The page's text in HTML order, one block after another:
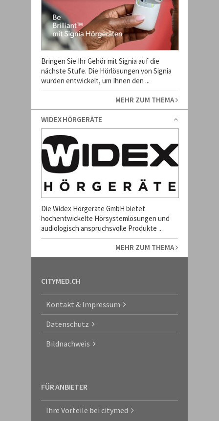
Bringen Sie Ihr Gehör mit Signia auf die
nächste Stufe. Die Hörlösungen von Signia
wurden entwickelt, um Ihnen den ...
MEHR ZUM THEMA
WIDEX HÖRGERÄTE
Die Widex Hörgeräte GmbH bietet
hochentwickelte Hörsystemlösungen und
audiologisch anspruchsvolle Produkte ...
MEHR ZUM THEMA
CITYMED.CH
Kontakt & Impressum
Datenschutz
Bildnachweis
FÜR ANBIETER
Ihre Vorteile bei citymed